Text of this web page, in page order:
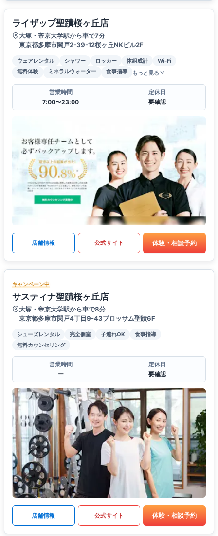
ライザップ聖蹟桜ヶ丘店
大塚・帝京大学駅から車で7分
東京都多摩市関戸2-39-12桜ヶ丘NKビル2F
ウェアレンタル シャワー ロッカー 体組成計
Wi-Fi
無料体験
ミネラルウォーター 食事指導 もっと見る
営業時間
7:00〜23:00
定休日
要確認
店舗情報 公式サイト 体験・相談予約
キャンペーン中
サスティナ聖蹟桜ヶ丘店
大塚・帝京大学駅から車で8分
東京都多摩市関戸4丁目9-43ブロッサム聖蹟6F
シューズレンタル 完全個室 子連れOK
食事指導
無料カウンセリング
営業時間
ー
定休日
要確認
店舗情報 公式サイト 体験・相談予約